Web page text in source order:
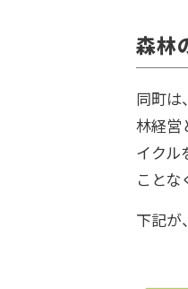
森林
同町
林経営
イクル
ことな
下記が